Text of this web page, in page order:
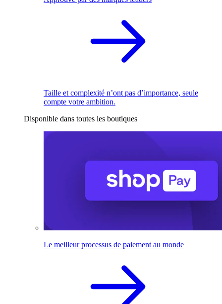
Taille et complexité n’ont pas d’importance, seule
compte votre ambition.
Disponible dans toutes les boutiques
Le meilleur processus de paiement au monde